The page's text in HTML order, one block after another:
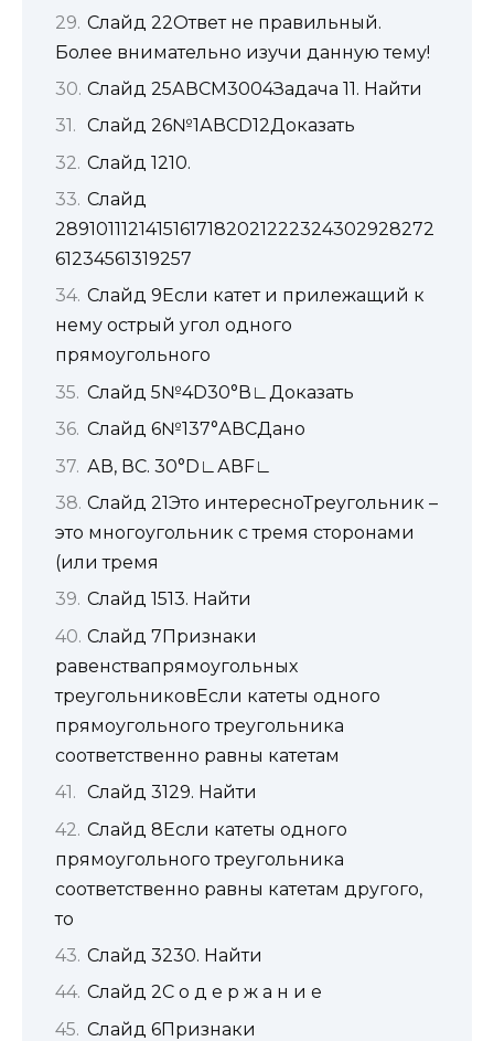
Слайд 22Ответ не правильный.
Более внимательно изучи данную тему!
Слайд 25АВСМ3004Задача 11. Найти
Слайд 26№1АВСD12Доказать
Слайд 1210.
Слайд
28910111214151617182021222324302928272
61234561319257
Слайд 9Если катет и прилежащий к
нему острый угол одного
прямоугольного
Слайд 5№4D30°В∟Доказать
Слайд 6№137°АВСДано
АВ, ВС. 30°D∟АВF∟
Слайд 21Это интересноТреугольник –
это многоугольник с тремя сторонами
(или тремя
Слайд 1513. Найти
Слайд 7Признаки
равенствапрямоугольных
треугольниковЕсли катеты одного
прямоугольного треугольника
соответственно равны катетам
Слайд 3129. Найти
Слайд 8Если катеты одного
прямоугольного треугольника
соответственно равны катетам другого,
то
Слайд 3230. Найти
Слайд 2С о д е р ж а н и е
Слайд 6Признаки